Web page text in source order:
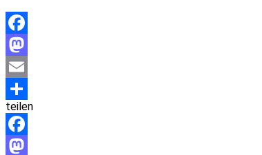
Facebook
Mastodon
Email
Teilen
teilen
Facebook